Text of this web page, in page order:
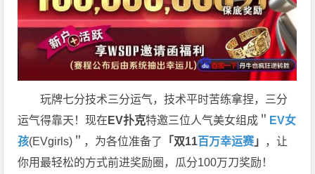
玩牌七分技术三分运气，技术平时苦练拿捏，三分
运气得靠天！现在 EV扑克特邀三位人气美女组成＂ EV女
孩(EVgirls)＂，为各位准备了 「双11百万幸运赛」 ，让
你用最轻松的方式前进奖励圈，瓜分100万刀奖励！